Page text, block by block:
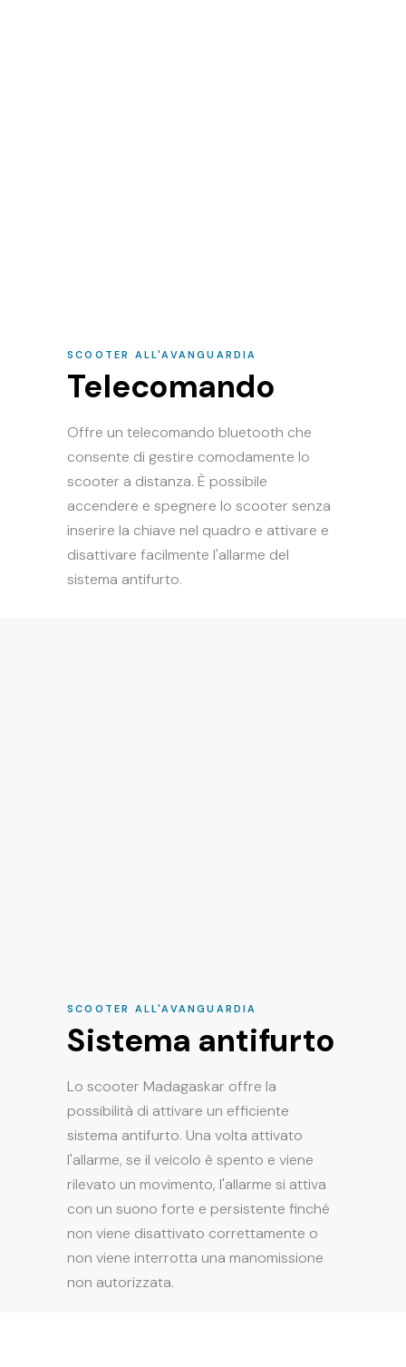
SCOOTER ALL'AVANGUARDIA
Telecomando
Offre un telecomando bluetooth che
consente di gestire comodamente lo
scooter a distanza. È possibile
accendere e spegnere lo scooter senza
inserire la chiave nel quadro e attivare e
disattivare facilmente l'allarme del
sistema antifurto.
SCOOTER ALL'AVANGUARDIA
Sistema antifurto
Lo scooter Madagaskar offre la
possibilità di attivare un efficiente
sistema antifurto. Una volta attivato
l'allarme, se il veicolo è spento e viene
rilevato un movimento, l'allarme si attiva
con un suono forte e persistente finché
non viene disattivato correttamente o
non viene interrotta una manomissione
non autorizzata.